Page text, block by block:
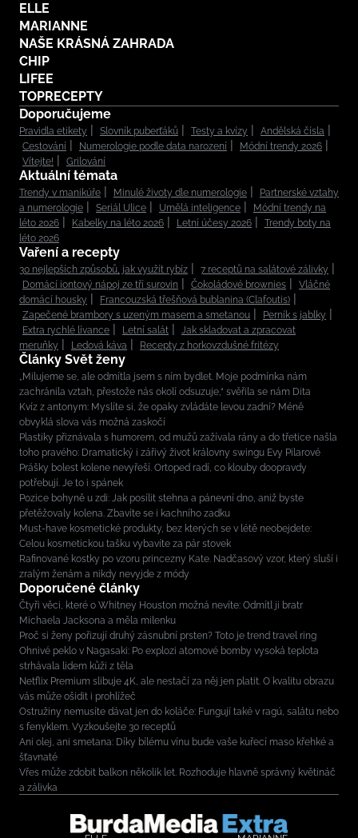
ELLE
MARIANNE
NAŠE KRÁSNÁ ZAHRADA
CHIP
LIFEE
TOPRECEPTY
Doporučujeme
Pravidla etikety Slovník puberťáků Testy a kvízy
Andělská čísla
Cestování
Numerologie podle data narození
Módní trendy 2026
Vítejte!
Grilování
Aktuální témata
Trendy v manikúře Minulé životy dle numerologie
Partnerské vztahy
a numerologie
Seriál Ulice Umělá inteligence
Módní trendy na
léto 2026
Kabelky na léto 2026 Letní účesy 2026
Trendy boty na
léto 2026
Vaření a recepty
30 nejlepších způsobů, jak využít rybíz
7 receptů na salátové zálivky
Domácí iontový nápoj ze tří surovin
Čokoládové brownies
Vláčné
domácí housky
Francouzská třešňová bublanina (Clafoutis)
Zapečené brambory s uzeným masem a smetanou
Perník s jablky
Extra rychlé lívance
Letní salát
Jak skladovat a zpracovat
meruňky
Ledová káva Recepty z horkovzdušné fritézy
Články Svět ženy
„Milujeme se, ale odmítla jsem s ním bydlet. Moje podmínka nám
zachránila vztah, přestože nás okolí odsuzuje,“ svěřila se nám Dita
Kvíz z antonym: Myslíte si, že opaky zvládáte levou zadní? Méně
obvyklá slova vás možná zaskočí
Plastiky přiznávala s humorem, od mužů zažívala rány a do třetice našla
toho pravého: Dramatický i zářivý život královny swingu Evy Pilarové
Prášky bolest kolene nevyřeší. Ortoped radí, co klouby doopravdy
potřebují. Je to i spánek
Pozice bohyně u zdi: Jak posílit stehna a pánevní dno, aniž byste
přetěžovaly kolena. Zbavíte se i kachního zadku
Must-have kosmetické produkty, bez kterých se v létě neobejdete:
Celou kosmetickou tašku vybavíte za pár stovek
Rafinované kostky po vzoru princezny Kate. Nadčasový vzor, který sluší i
zralým ženám a nikdy nevyjde z módy
Doporučené články
Čtyři věci, které o Whitney Houston možná nevíte: Odmítl ji bratr
Michaela Jacksona a měla milenku
Proč si ženy pořizují druhý zásnubní prsten? Toto je trend travel ring
Ohnivé peklo v Nagasaki: Po explozi atomové bomby vysoká teplota
strhávala lidem kůži z těla
Netflix Premium slibuje 4K, ale nestačí za něj jen platit. O kvalitu obrazu
vás může ošidit i prohlížeč
Ostružiny nemusíte dávat jen do koláče: Fungují také v ragú, salátu nebo
s fenyklem. Vyzkoušejte 30 receptů
Ani olej, ani smetana: Díky bílému vínu bude vaše kuřecí maso křehké a
šťavnaté
Vřes může zdobit balkon několik let. Rozhoduje hlavně správný květináč
a zálivka